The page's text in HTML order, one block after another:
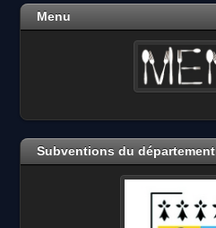
Menu
Subventions du département